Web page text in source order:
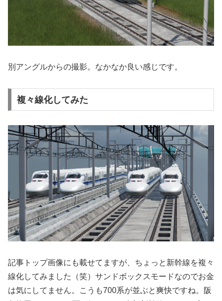
別アングルからの撮影。なかなか良い感じです。
複々線化してみた
記事トップ画像にも載せてますが、ちょっと新幹線を複々
線化してみました（笑）サンドボックスモードなのでお金
は気にしてません。こうも700系が並ぶと爽快ですね。阪